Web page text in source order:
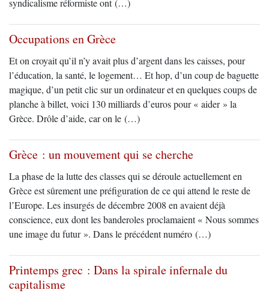
syndicalisme réformiste ont (…)
Occupations en Grèce
Et on croyait qu’il n’y avait plus d’argent dans les caisses, pour
l’éducation, la santé, le logement… Et hop, d’un coup de baguette
magique, d’un petit clic sur un ordinateur et en quelques coups de
planche à billet, voici 130 milliards d’euros pour « aider » la
Grèce. Drôle d’aide, car on le (…)
Grèce : un mouvement qui se cherche
La phase de la lutte des classes qui se déroule actuellement en
Grèce est sûrement une préfiguration de ce qui attend le reste de
l’Europe. Les insurgés de décembre 2008 en avaient déjà
conscience, eux dont les banderoles proclamaient « Nous sommes
une image du futur ». Dans le précédent numéro (…)
Printemps grec : Dans la spirale infernale du
capitalisme